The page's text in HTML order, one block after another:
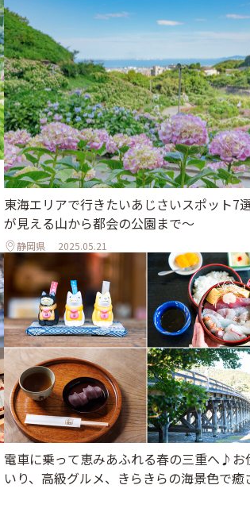
東海エリアで行きたいあじさいスポット7
が見える山から都会の公園まで～
静岡県 2025.05.21
電車に乗って恵みあふれる春の三重へ♪お
いり、高級グルメ、きらきらの海景色で癒